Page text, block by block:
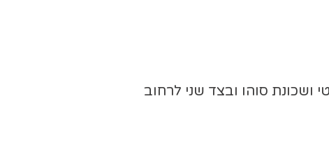
ושכונת סוהו ובצד שני לרחוב